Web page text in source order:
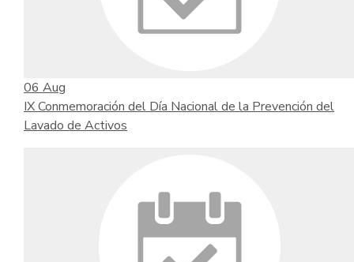
06 Aug
IX Conmemoración del Día Nacional de la Prevención del
Lavado de Activos